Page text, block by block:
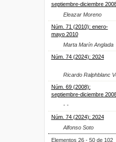
septiembre-diciembre
Eleazar Moreno
Núm. 71 (2010): enero-
mayo 2010
Marta Marín Anglada
Núm. 74 (2024): 2024
Ricardo Ralphblanc
Núm. 69 (2008):
septiembre-diciembre
- -
Núm. 74 (2024): 2024
Alfonso Soto
Elementos 26 - 50 de 102